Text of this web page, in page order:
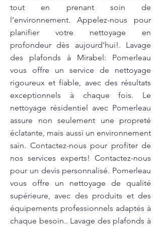
tout en prenant soin de
l’environnement. Appelez-nous pour
planifier votre nettoyage en
profondeur dès aujourd'hui!. Lavage
des plafonds à Mirabel: Pomerleau
vous offre un service de nettoyage
rigoureux et fiable, avec des résultats
exceptionnels à chaque fois. Le
nettoyage résidentiel avec Pomerleau
assure non seulement une propreté
éclatante, mais aussi un environnement
sain. Contactez-nous pour profiter de
nos services experts! Contactez-nous
pour un devis personnalisé. Pomerleau
vous offre un nettoyage de qualité
supérieure, avec des produits et des
équipements professionnels adaptés à
chaque besoin.. Lavage des plafonds à